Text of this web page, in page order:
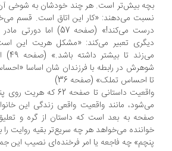
بیش‌تر است. هر چند خودشان به شوخی آن را به
می‌دهند: «کار این اتاق است. قسم می‌خورم که
درست می‌کند!» (صفحه 57) اما دورتی
تعبیر می‌کند: «مشکل هریت این است
می‌زند تا بیشتر
در رابطه با فرزندان شان اساسا «احساس
احساس تملک» (صفحه 36)
واقعیت داستانی تا صفحه 62 که هریت
مانند واقعیت واقعی زندگی این خانواده
به بعد است که داستان از گره و تعلیق
می‌خواهد هر چه سریع‌تر بقیه روایت را بخواند
چه فاجعه یا امر فرخنده‌ای نصیب این جمع